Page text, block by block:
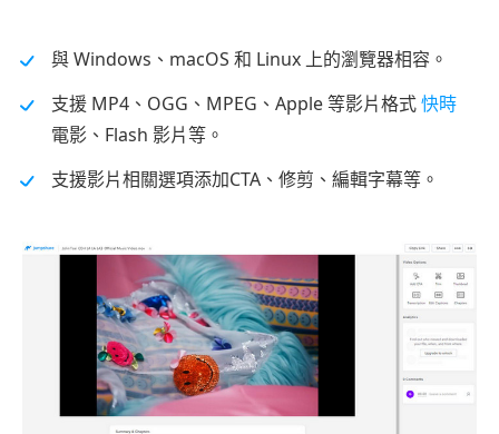
與 Windows、macOS 和 Linux 上的瀏覽器相容。
支援 MP4、OGG、MPEG、Apple 等影片格式快時
電影、Flash 影片等。
支援影片相關選項添加CTA、修剪、編輯字幕等。